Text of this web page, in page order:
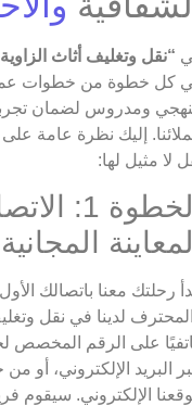
“نقل وتغليف أثاث
كل خطوة من خطوات
ومدروس لضمان
إليك نظرة عامة
لا مثيل لها:
الخطوة
المجانية
رحلتك معنا باتصالك
لدينا في نقل
على الرقم المخصص
البريد الإلكتروني، أو
الإلكتروني. سيقوم